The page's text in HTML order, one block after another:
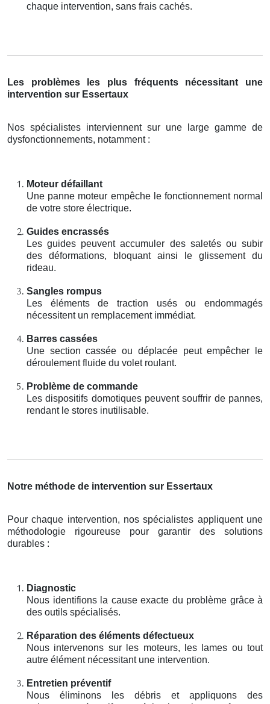
chaque intervention, sans frais cachés.
Les problèmes les plus fréquents nécessitant une
intervention sur Essertaux
Nos spécialistes interviennent sur une large gamme de
dysfonctionnements, notamment :
Moteur défaillant
Une panne moteur empêche le fonctionnement normal
de votre store électrique.
Guides encrassés
Les guides peuvent accumuler des saletés ou subir
des déformations, bloquant ainsi le glissement du
rideau.
Sangles rompus
Les éléments de traction usés ou endommagés
nécessitent un remplacement immédiat.
Barres cassées
Une section cassée ou déplacée peut empêcher le
déroulement fluide du volet roulant.
Problème de commande
Les dispositifs domotiques peuvent souffrir de pannes,
rendant le stores inutilisable.
Notre méthode de intervention sur Essertaux
Pour chaque intervention, nos spécialistes appliquent une
méthodologie rigoureuse pour garantir des solutions
durables :
Diagnostic
Nous identifions la cause exacte du problème grâce à
des outils spécialisés.
Réparation des éléments défectueux
Nous intervenons sur les moteurs, les lames ou tout
autre élément nécessitant une intervention.
Entretien préventif
Nous éliminons les débris et appliquons des